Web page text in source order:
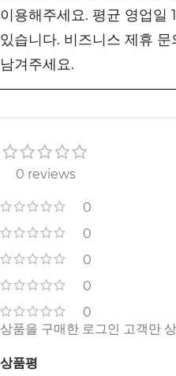
이용해주세요. 평균 영업일
있습니다. 비즈니스 제휴
남겨주세요.
0 reviews
0
0
0
0
0
상품평
상품을 구매한 로그인 고객만